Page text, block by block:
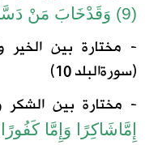
(9)
وَقَدْخَابَ مَنْ
- مختارة بين الخير
(سورةالبلد
- مختارة بين الشكر
إِمَّاشَاكِرًا وَإِمَّا كَفُورًا